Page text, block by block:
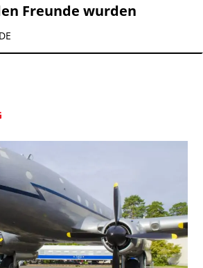
Freunde wurden